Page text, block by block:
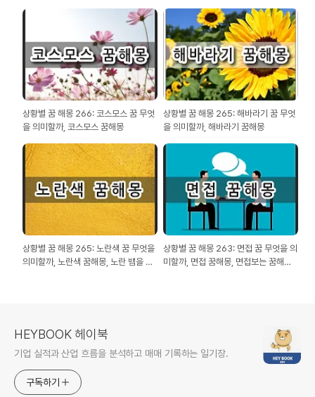
상황별 꿈 해몽 266: 코스모스 꿈 무엇
을 의미할까, 코스모스 꿈해몽
상황별 꿈 해몽 265: 해바라기 꿈 무엇
을 의미할까, 해바라기 꿈해몽
상황별 꿈 해몽 265: 노란색 꿈 무엇을
의미할까, 노란색 꿈해몽, 노란 뱀을 본
상황별 꿈 해몽 263: 면접 꿈 무엇을 의
미할까, 면접 꿈해몽, 면접보는 꿈해몽,
HEYBOOK 헤이북
기업 실적과 산업 흐름을 분석하고 매매 기록하는 일기장.
구독하기